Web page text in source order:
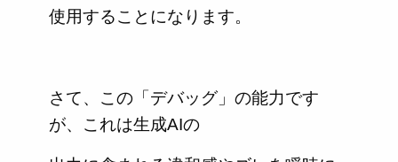
使用することになります。
さて、この「デバッグ」の能力です
が、これは生成AIの